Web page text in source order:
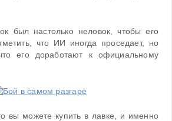
был настолько неловок, чтобы его
что ИИ иногда проседает, но
его доработают к официальному
вы можете купить в лавке, и именно